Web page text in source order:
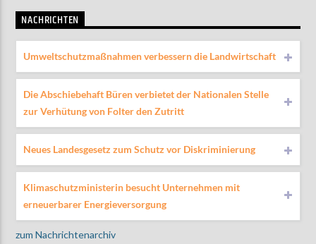
NACHRICHTEN
Umweltschutzmaßnahmen verbessern die Landwirtschaft
Die Abschiebehaft Büren verbietet der Nationalen Stelle
zur Verhütung von Folter den Zutritt
Neues Landesgesetz zum Schutz vor Diskriminierung
Klimaschutzministerin besucht Unternehmen mit
erneuerbarer Energieversorgung
zum Nachrichtenarchiv